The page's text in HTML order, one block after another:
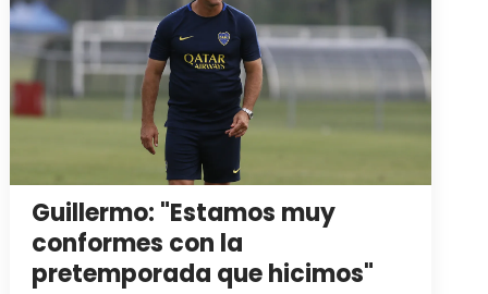
Guillermo: "Estamos muy
conformes con la
pretemporada que hicimos"